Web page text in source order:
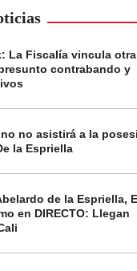
La Fiscalía vincula otra
contrabando y
no asistirá a la
la Espriella
de la Espriella,
en DIRECTO: Llegan